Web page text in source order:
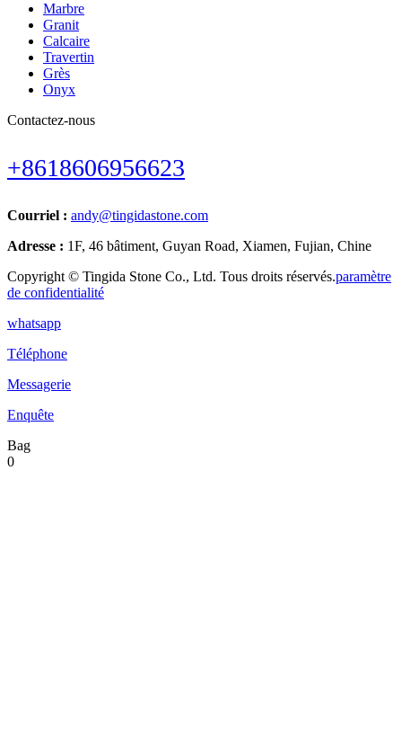
Marbre
Granit
Calcaire
Travertin
Grès
Onyx
Contactez-nous
+8618606956623
Courriel : andy@tingidastone.com
Adresse : 1F, 46 bâtiment, Guyan Road, Xiamen, Fujian, Chine
Copyright © Tingida Stone Co., Ltd. Tous droits réservés.paramètre
de confidentialité
whatsapp
Téléphone
Messagerie
Enquête
Bag
0